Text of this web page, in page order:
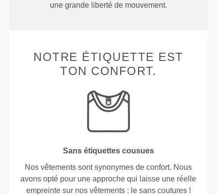
une grande liberté de mouvement.
NOTRE ÉTIQUETTE EST
TON CONFORT.
Sans étiquettes cousues
Nos vêtements sont synonymes de confort. Nous
avons opté pour une approche qui laisse une réelle
empreinte sur nos vêtements : le sans coutures !